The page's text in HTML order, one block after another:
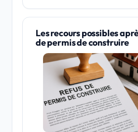
Les recours possibles
de permis de construire